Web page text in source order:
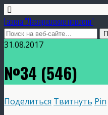
Газета "Лазаревские новости"
31.08.2017
№34 (546)
Поделиться Твитнуть Pin